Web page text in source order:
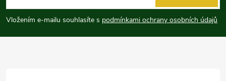
p
a
Vložením e-mailu souhlasíte s podmínkami ochrany osobních údajů